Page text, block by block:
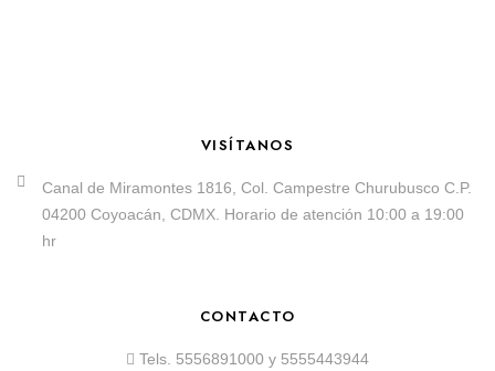
VISÍTANOS
Canal de Miramontes 1816, Col. Campestre Churubusco C.P.
04200 Coyoacán, CDMX. Horario de atención 10:00 a 19:00
hr
CONTACTO
Tels. 5556891000 y 5555443944